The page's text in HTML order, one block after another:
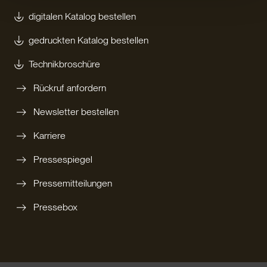
digitalen Katalog bestellen
gedruckten Katalog bestellen
Technikbroschüre
Rückruf anfordern
Newsletter bestellen
Karriere
Pressespiegel
Pressemitteilungen
Pressebox